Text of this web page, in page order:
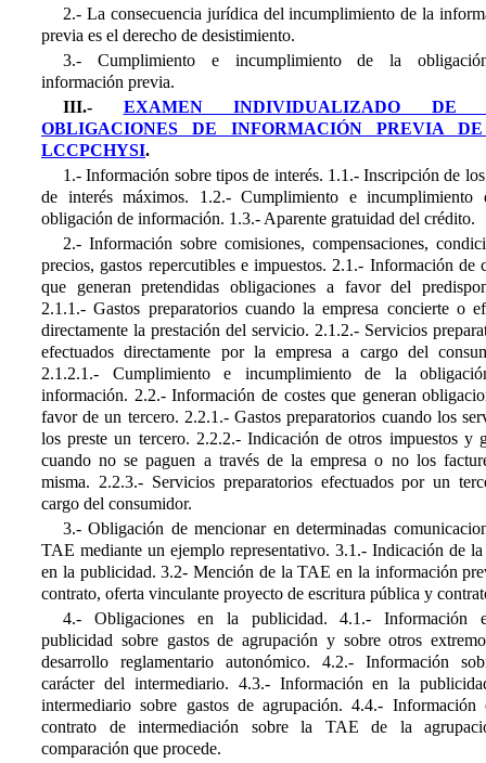
2.- La consecuencia jurídica del incumplimiento de la
previa es el derecho de desistimiento.
3.- Cumplimiento e incumplimiento de la
información previa.
III.- EXAMEN INDIVIDUALIZADO DE
OBLIGACIONES DE INFORMACIÓN PREVIA
LCCPCHYSI.
1.- Información sobre tipos de interés. 1.1.- Inscripción de
de interés máximos. 1.2.- Cumplimiento e incumplimiento
obligación de información. 1.3.- Aparente gratuidad del crédito.
2.- Información sobre comisiones, compensaciones,
precios, gastos repercutibles e impuestos. 2.1.- Información de
que generan pretendidas obligaciones a favor del
2.1.1.- Gastos preparatorios cuando la empresa concierte o
directamente la prestación del servicio. 2.1.2.- Servicios
efectuados directamente por la empresa a cargo del
2.1.2.1.- Cumplimiento e incumplimiento de la
información. 2.2.- Información de costes que generan
favor de un tercero. 2.2.1.- Gastos preparatorios cuando los
los preste un tercero. 2.2.2.- Indicación de otros impuestos y
cuando no se paguen a través de la empresa o no los
misma. 2.2.3.- Servicios preparatorios efectuados por un
cargo del consumidor.
3.- Obligación de mencionar en determinadas
TAE mediante un ejemplo representativo. 3.1.- Indicación de
en la publicidad. 3.2- Mención de la TAE en la información
contrato, oferta vinculante proyecto de escritura pública y
4.- Obligaciones en la publicidad. 4.1.- Información
publicidad sobre gastos de agrupación y sobre otros
desarrollo reglamentario autonómico. 4.2.- Información
carácter del intermediario. 4.3.- Información en la
intermediario sobre gastos de agrupación. 4.4.- Información
contrato de intermediación sobre la TAE de la
comparación que procede.